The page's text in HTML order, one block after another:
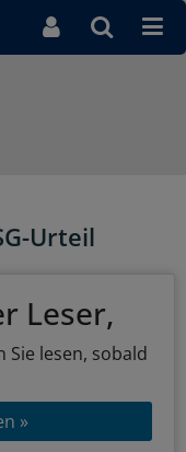
Urteil
Leser,
lesen, sobald
»